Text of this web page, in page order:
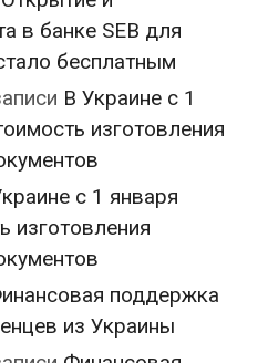
в банке SEB для
бесплатным
В Украине с 1
изготовления
с 1 января
изготовления
поддержка
из Украины